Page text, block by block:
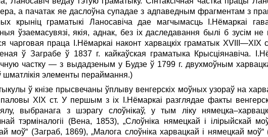
а пачатак яе даслоўна супадае з адпаведным фрагментам з
крыніц граматыкі Ланосавіча дае магчымасць І.Нёмаркаі
ўзаемасувязі, якія, аднак, без іх даследавання былі б зусім
чарговая праца І.Нёмаркаі наконт харвацкіх граматык
ў Заграбе ў 1837 г. кайкаўская граматыка Крысціянавіча.
частку — з выдадзеным у Будзе ў 1799 г. двухмоўным
шматлікія элементы пераймання.)
ў кнізе прысвечаны ўплыву венгерскіх моўных узораў на
XIX ст. У першым з іх І.Нёмаркаі разглядае факты
выбранага з шэрагу слоўнікаў, у тым ліку
тэрміналогіі (Вена, 1853), „Слоўніка нямецкай і ілірыйскай
моў“ (Заграб, 1869), „Малога слоўніка харвацкай і нямецкай